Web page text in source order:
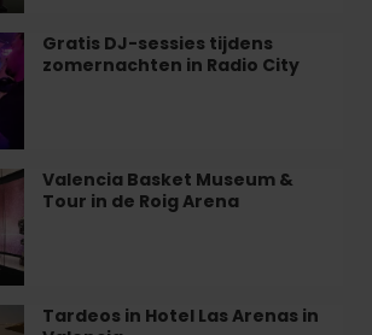
Gratis DJ-sessies tijdens
zomernachten in Radio City
Valencia Basket Museum &
Tour in de Roig Arena
Tardeos in Hotel Las Arenas in